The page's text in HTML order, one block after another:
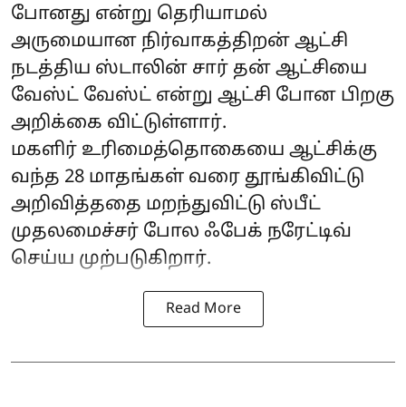
போனது என்று தெரியாமல்
அருமையான நிர்வாகத்திறன் ஆட்சி
நடத்திய ஸ்டாலின் சார் தன் ஆட்சியை
வேஸ்ட் வேஸ்ட் என்று ஆட்சி போன பிறகு
அறிக்கை விட்டுள்ளார்.
மகளிர் உரிமைத்தொகையை ஆட்சிக்கு
வந்த 28 மாதங்கள் வரை தூங்கிவிட்டு
அறிவித்ததை மறந்துவிட்டு ஸ்பீட்
முதலமைச்சர் போல ஃபேக் நரேட்டிவ்
செய்ய முற்படுகிறார்.
Read More